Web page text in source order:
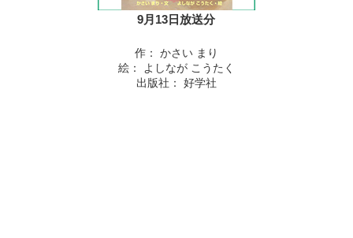
9月13日放送分
作： かさい まり
絵： よしなが こうたく
出版社： 好学社